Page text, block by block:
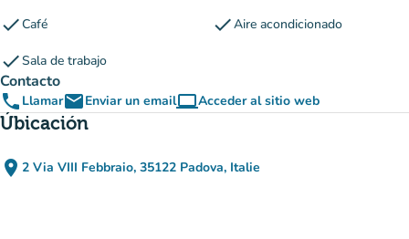
checkCafé checkAire acondicionado
checkSala de trabajo
Contacto
phone LlamaremailEnviar un emailcomputerAcceder al sitio web
(nueva pestaña)
Úbicación
place 2 Via VIII Febbraio, 35122 Padova, Italie
(abrir en Google Maps)
(nueva pestaña)